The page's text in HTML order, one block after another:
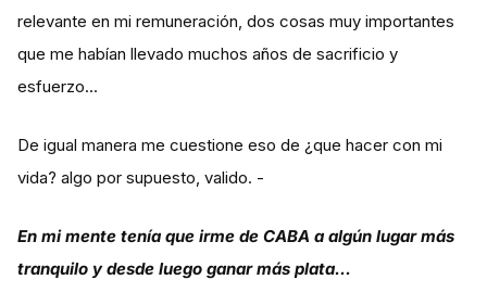
relevante en mi remuneración, dos cosas muy importantes
que me habían llevado muchos años de sacrificio y
esfuerzo…
De igual manera me cuestione eso de ¿que hacer con mi
vida? algo por supuesto, valido. -
En mi mente tenía que irme de CABA a algún lugar más
tranquilo y desde luego ganar más plata...